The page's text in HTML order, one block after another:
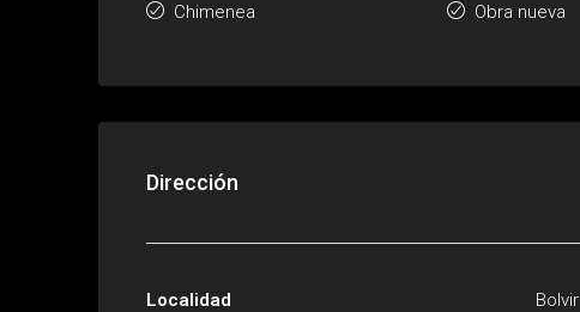
Chimenea Obra nueva
Dirección
Localidad Bolvir